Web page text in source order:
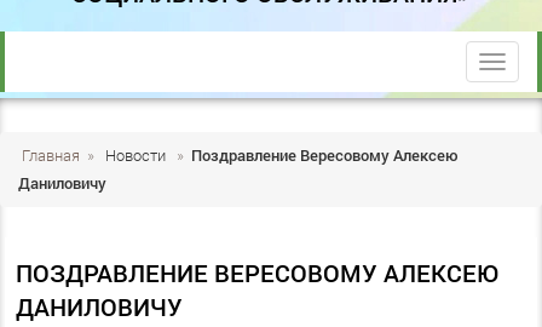
trk
Главная » Новости » Поздравление Вересовому Алексею
Даниловичу
ПОЗДРАВЛЕНИЕ ВЕРЕСОВОМУ АЛЕКСЕЮ
ДАНИЛОВИЧУ